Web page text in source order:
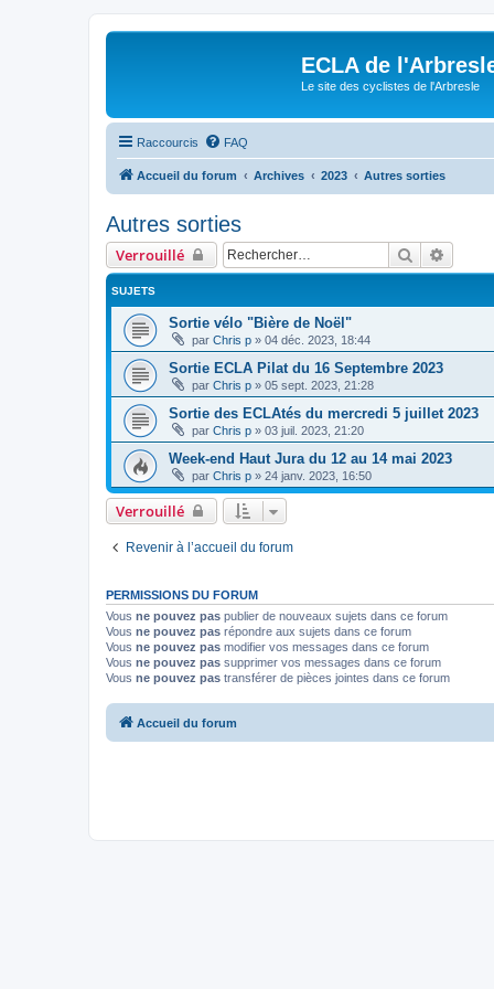
ECLA de
Le site des cyclistes de l'Arbresle
Raccourcis FAQ
Accueil du forum Archives 2023 Autres sorties
Autres sorties
Verrouillé Rechercher
SUJETS
Sortie vélo "Bière de Noël"
par Chris p » 04 déc. 2023, 18:44
Sortie ECLA Pilat du 16 Septembre 2023
par Chris p » 05 sept. 2023, 21:28
Sortie des ECLAtés du mercredi 5 juillet 2023
par Chris p » 03 juil. 2023, 21:20
Week-end Haut Jura du 12 au 14 mai 2023
par Chris p » 24 janv. 2023, 16:50
Verrouillé
Revenir à l’accueil du forum
PERMISSIONS DU FORUM
Vous ne pouvez pas publier de nouveaux sujets dans ce forum
Vous ne pouvez pas répondre aux sujets dans ce forum
Vous ne pouvez pas modifier vos messages dans ce forum
Vous ne pouvez pas supprimer vos messages dans ce forum
Vous ne pouvez pas transférer de pièces jointes dans ce forum
Accueil du forum